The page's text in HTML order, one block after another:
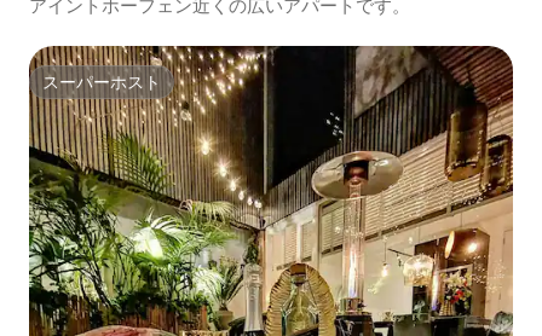
アイントホーフェン近くの広いアパートです。
スーパーホスト
スーパーホスト